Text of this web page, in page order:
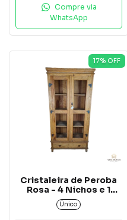
Compre via
WhatsApp
17% OFF
Cristaleira de Peroba
Rosa - 4 Nichos e 1
Gaveta .
Único